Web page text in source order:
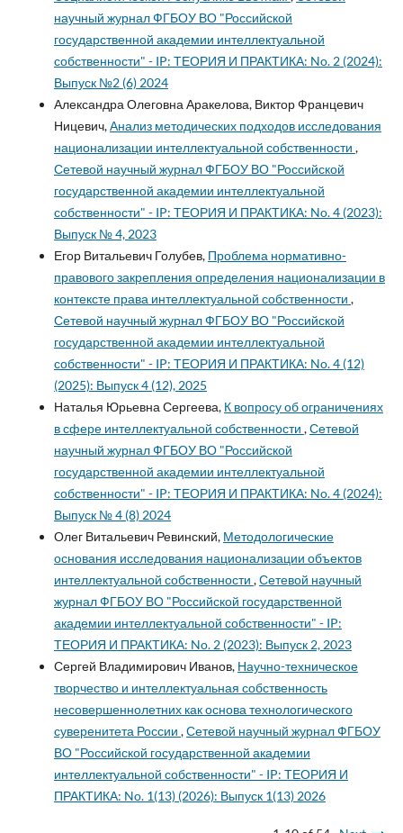
научный журнал ФГБОУ ВО "Российской
государственной академии интеллектуальной
собственности" - IP: ТЕОРИЯ И ПРАКТИКА: No. 2 (2024):
Выпуск №2 (6) 2024
Александра Олеговна Аракелова, Виктор Францевич
Ницевич,Анализ методических подходов исследования
национализации интеллектуальной собственности ,
Сетевой научный журнал ФГБОУ ВО "Российской
государственной академии интеллектуальной
собственности" - IP: ТЕОРИЯ И ПРАКТИКА: No. 4 (2023):
Выпуск № 4, 2023
Егор Витальевич Голубев, Проблема нормативно-
правового закрепления определения национализации в
контексте права интеллектуальной собственности ,
Сетевой научный журнал ФГБОУ ВО "Российской
государственной академии интеллектуальной
собственности" - IP: ТЕОРИЯ И ПРАКТИКА: No. 4 (12)
(2025): Выпуск 4 (12), 2025
Наталья Юрьевна Сергеева, К вопросу об ограничениях
в сфере интеллектуальной собственности ,Сетевой
научный журнал ФГБОУ ВО "Российской
государственной академии интеллектуальной
собственности" - IP: ТЕОРИЯ И ПРАКТИКА: No. 4 (2024):
Выпуск № 4 (8) 2024
Олег Витальевич Ревинский, Методологические
основания исследования национализации объектов
интеллектуальной собственности ,Сетевой научный
журнал ФГБОУ ВО "Российской государственной
академии интеллектуальной собственности" - IP:
ТЕОРИЯ И ПРАКТИКА: No. 2 (2023): Выпуск 2, 2023
Сергей Владимирович Иванов, Научно-техническое
творчество и интеллектуальная собственность
несовершеннолетних как основа технологического
суверенитета России ,Сетевой научный журнал ФГБОУ
ВО "Российской государственной академии
интеллектуальной собственности" - IP: ТЕОРИЯ И
ПРАКТИКА: No. 1(13) (2026): Выпуск 1(13) 2026